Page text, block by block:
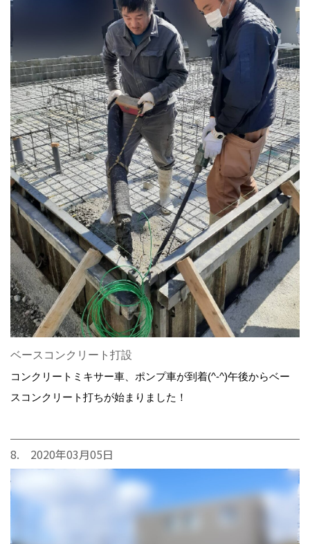
ベースコンクリート打設
コンクリートミキサー車、ポンプ車が到着(^-^)午後からベー
スコンクリート打ちが始まりました！
8. 2020年03月05日